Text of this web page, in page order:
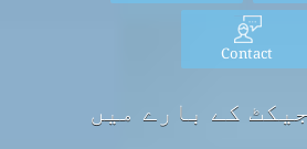
Contact
کے بارے میں